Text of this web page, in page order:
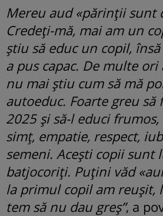
Mereu aud «părinții sunt
Credeți-mă, mai am un
știu să educ un copil,
a pus capac. De multe
nu mai știu cum să mă
autoeduc. Foarte greu
2025 și să-l educi
simț, empatie, respect,
semeni. Acești copii sunt
batjocoriți. Puțini văd
la primul copil am reușit,
tem să nu dau greș”, a